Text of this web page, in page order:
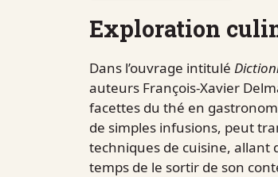
Exploration
Dans l’ouvrage intitulé
auteurs François-Xavier
facettes du thé en
de simples infusions, peut
techniques de cuisine, allant
temps de le sortir de son